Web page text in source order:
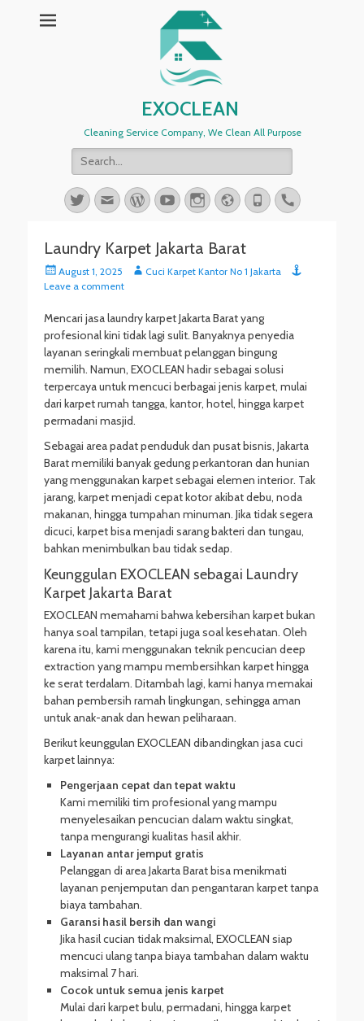
EXOCLEAN
Cleaning Service Company, We Clean All Purpose
Search
for:
TwitterEmailWordPress
YouTubeInstagram
Website
PhoneHandset
Laundry Karpet Jakarta Barat
Posted
on
August 1, 2025 AuthorCuci Karpet Kantor No 1 Jakarta
Leave a comment
Mencari jasa laundry karpet Jakarta Barat yang
profesional kini tidak lagi sulit. Banyaknya penyedia
layanan seringkali membuat pelanggan bingung
memilih. Namun, EXOCLEAN hadir sebagai solusi
terpercaya untuk mencuci berbagai jenis karpet, mulai
dari karpet rumah tangga, kantor, hotel, hingga karpet
permadani masjid.
Sebagai area padat penduduk dan pusat bisnis, Jakarta
Barat memiliki banyak gedung perkantoran dan hunian
yang menggunakan karpet sebagai elemen interior. Tak
jarang, karpet menjadi cepat kotor akibat debu, noda
makanan, hingga tumpahan minuman. Jika tidak segera
dicuci, karpet bisa menjadi sarang bakteri dan tungau,
bahkan menimbulkan bau tidak sedap.
Keunggulan EXOCLEAN sebagai Laundry
Karpet Jakarta Barat
EXOCLEAN memahami bahwa kebersihan karpet bukan
hanya soal tampilan, tetapi juga soal kesehatan. Oleh
karena itu, kami menggunakan teknik pencucian deep
extraction yang mampu membersihkan karpet hingga
ke serat terdalam. Ditambah lagi, kami hanya memakai
bahan pembersih ramah lingkungan, sehingga aman
untuk anak-anak dan hewan peliharaan.
Berikut keunggulan EXOCLEAN dibandingkan jasa cuci
karpet lainnya:
Pengerjaan cepat dan tepat waktu
Kami memiliki tim profesional yang mampu
menyelesaikan pencucian dalam waktu singkat,
tanpa mengurangi kualitas hasil akhir.
Layanan antar jemput gratis
Pelanggan di area Jakarta Barat bisa menikmati
layanan penjemputan dan pengantaran karpet tanpa
biaya tambahan.
Garansi hasil bersih dan wangi
Jika hasil cucian tidak maksimal, EXOCLEAN siap
mencuci ulang tanpa biaya tambahan dalam waktu
maksimal 7 hari.
Cocok untuk semua jenis karpet
Mulai dari karpet bulu, permadani, hingga karpet